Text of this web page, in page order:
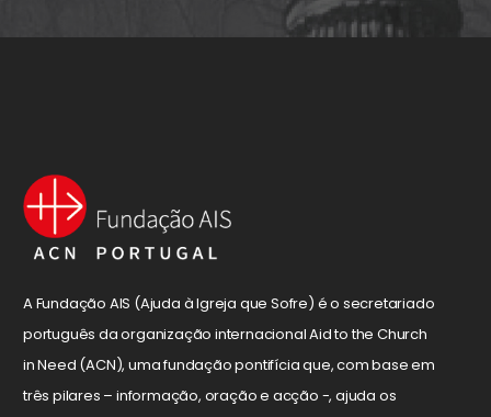
A Fundação AIS (Ajuda à Igreja que Sofre) é o secretariado
português da organização internacional Aid to the Church
in Need (ACN), uma fundação pontifícia que, com base em
três pilares – informação, oração e acção -, ajuda os